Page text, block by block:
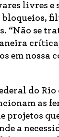
livres
“Não se
em nossa
do Rio
as
projetos
a